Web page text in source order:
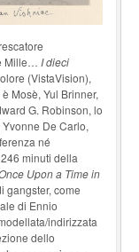
Mille… I dieci
(VistaVision),
Mosè, Yul Brinner,
G. Robinson, lo
De Carlo,
né
minuti della
Upon a Time in
gangster, come
di Ennio
indirizzata
dello